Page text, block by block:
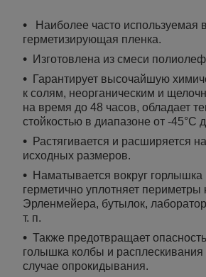
Наиболее часто используемая
герметизирующая пленка.
Изготовлена из смеси
Гарантирует высочайшую
к солям, неорганическим и
на время до 48 часов, обладает
стойкостью в диапазоне от -45°C
Растягивается и расширяется
исходных размеров.
Наматывается вокруг горлышка
герметично уплотняет периметры
Эрленмейера, бутылок,
т. п.
Также предотвращает
голышка колбы и
случае опрокидывания.